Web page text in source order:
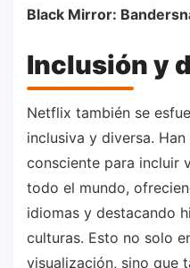
Black Mirror:
Inclusión y
Netflix también se
inclusiva y diversa.
consciente para incluir
todo el mundo,
idiomas y destacando
culturas. Esto no solo
visualización, sino que